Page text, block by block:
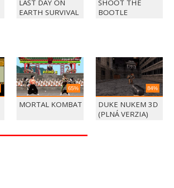
LAST DAY ON
EARTH SURVIVAL
SHOOT THE
BOOTLE
65%
MORTAL KOMBAT
84%
DUKE NUKEM 3D
(PLNÁ VERZIA)